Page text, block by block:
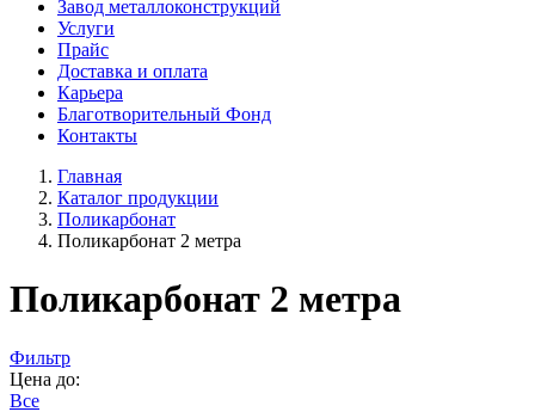
Завод металлоконструкций
Услуги
Прайс
Доставка и оплата
Карьера
Благотворительный Фонд
Контакты
Главная
Каталог продукции
Поликарбонат
Поликарбонат 2 метра
Поликарбонат 2 метра
Фильтр
Цена до:
Все